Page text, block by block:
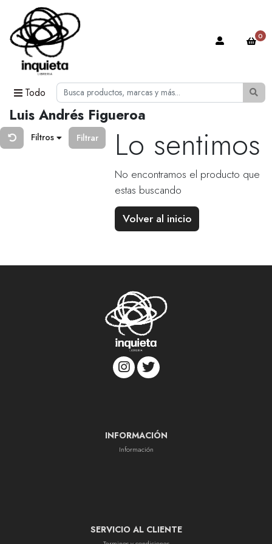
Todo
0
Luis Andrés Figueroa
Filtros Filtrar Lo sentimos
No encontramos el producto que
estas buscando
Volver al inicio
INFORMACIÓN
Información
SERVICIO AL CLIENTE